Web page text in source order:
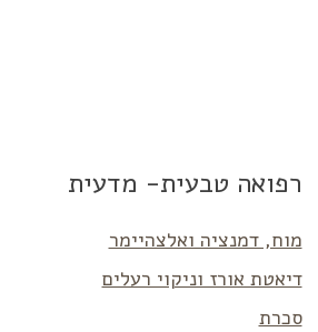
רפואה טבעית- מדעית
מוח, דמנציה ואלצהיימר
דיאטת אורז וניקוי רעלים
סכרת